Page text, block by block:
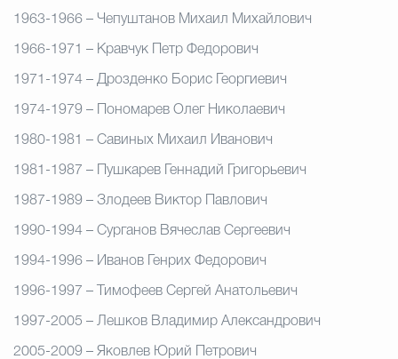
1963-1966 – Чепуштанов Михаил Михайлович
1966-1971 – Кравчук Петр Федорович
1971-1974 – Дрозденко Борис Георгиевич
1974-1979 – Пономарев Олег Николаевич
1980-1981 – Савиных Михаил Иванович
1981-1987 – Пушкарев Геннадий Григорьевич
1987-1989 – Злодеев Виктор Павлович
1990-1994 – Сурганов Вячеслав Сергеевич
1994-1996 – Иванов Генрих Федорович
1996-1997 – Тимофеев Сергей Анатольевич
1997-2005 – Лешков Владимир Александрович
2005-2009 – Яковлев Юрий Петрович